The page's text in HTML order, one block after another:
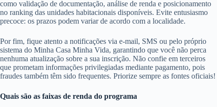
como validação de documentação, análise de renda e posicionamento
no ranking das unidades habitacionais disponíveis. Evite entusiasmo
precoce: os prazos podem variar de acordo com a localidade.
Por fim, fique atento a notificações via e-mail, SMS ou pelo próprio
sistema do Minha Casa Minha Vida, garantindo que você não perca
nenhuma atualização sobre a sua inscrição. Não confie em terceiros
que prometam informações privilegiadas mediante pagamento, pois
fraudes também têm sido frequentes. Priorize sempre as fontes oficiais!
Quais são as faixas de renda do programa